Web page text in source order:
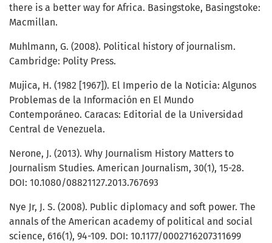
there is a better way for Africa. Basingstoke, Basingstoke:
Macmillan.
Muhlmann, G. (2008). Political history of journalism.
Cambridge: Polity Press.
Mujica, H. (1982 [1967]). El Imperio de la Noticia: Algunos
Problemas de la Información en El Mundo
Contemporáneo. Caracas: Editorial de la Universidad
Central de Venezuela.
Nerone, J. (2013). Why Journalism History Matters to
Journalism Studies. American Journalism, 30(1), 15-28.
DOI: 10.1080/08821127.2013.767693
Nye Jr, J. S. (2008). Public diplomacy and soft power. The
annals of the American academy of political and social
science, 616(1), 94-109. DOI: 10.1177/0002716207311699